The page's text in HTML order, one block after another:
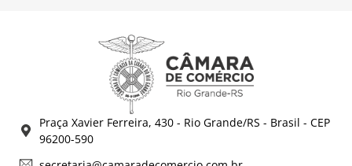
Praça Xavier Ferreira, 430 - Rio Grande/RS - Brasil - CEP
96200-590